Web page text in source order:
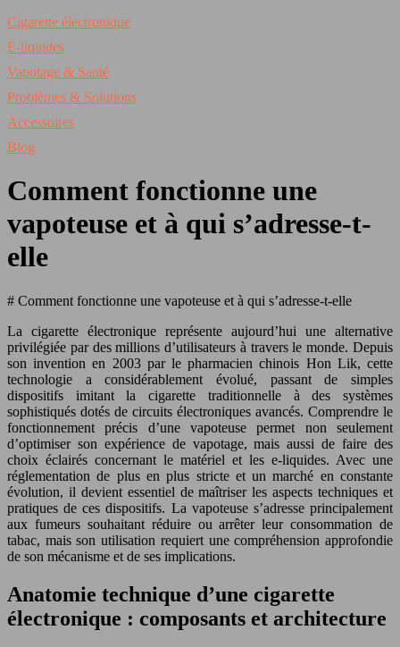
Cigarette électronique
E-liquides
Vapotage & Santé
Problèmes & Solutions
Accessoires
Blog
Comment fonctionne une
vapoteuse et à qui s’adresse-t-
elle
# Comment fonctionne une vapoteuse et à qui s’adresse-t-elle
La cigarette électronique représente aujourd’hui une alternative
privilégiée par des millions d’utilisateurs à travers le monde. Depuis
son invention en 2003 par le pharmacien chinois Hon Lik, cette
technologie a considérablement évolué, passant de simples
dispositifs imitant la cigarette traditionnelle à des systèmes
sophistiqués dotés de circuits électroniques avancés. Comprendre le
fonctionnement précis d’une vapoteuse permet non seulement
d’optimiser son expérience de vapotage, mais aussi de faire des
choix éclairés concernant le matériel et les e-liquides. Avec une
réglementation de plus en plus stricte et un marché en constante
évolution, il devient essentiel de maîtriser les aspects techniques et
pratiques de ces dispositifs. La vapoteuse s’adresse principalement
aux fumeurs souhaitant réduire ou arrêter leur consommation de
tabac, mais son utilisation requiert une compréhension approfondie
de son mécanisme et de ses implications.
Anatomie technique d’une cigarette
électronique : composants et architecture